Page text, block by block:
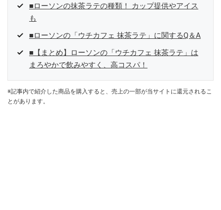
■ローソンの抹茶ラテの種類！ カップ提供やアイス
も
■ローソンの「ウチカフェ 抹茶ラテ」に関するQ＆A
■【まとめ】ローソンの「ウチカフェ 抹茶ラテ」は
まろやかで飲みやすく、高コスパ！
※記事内で紹介した商品を購入すると、売上の一部が当サイトに還元されるこ
とがあります。